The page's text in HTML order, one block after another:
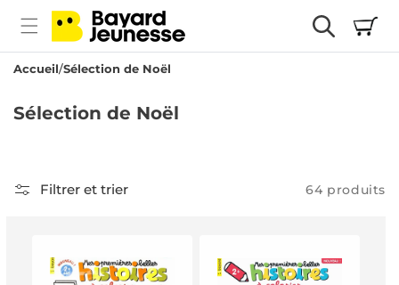
passer
au
contenu
Panier
Accueil Sélection de Noël
C
l
Sélection de Noël
Filtrer et trier 64 produits